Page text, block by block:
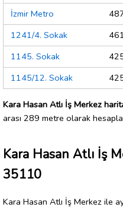
İzmir Metro
1241/4. Sokak
1145. Sokak
1145/12. Sokak
Kara Hasan Atlı İş Merkez
arası 289 metre olarak
Kara Hasan Atlı İş
35110
Kara Hasan Atlı İş Merkez ile